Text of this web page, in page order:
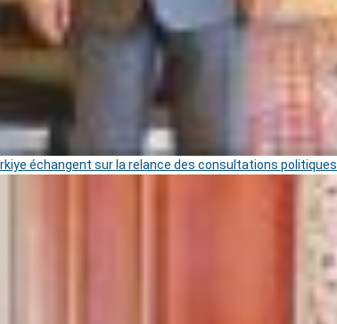
échangent sur la relance des consultations politiques